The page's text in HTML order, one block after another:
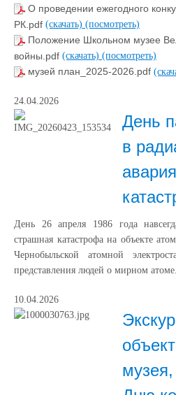
О проведении ежегодного
РК.pdf (скачать) (посмотреть)
Положение Школьном музее
войны.pdf (скачать) (посмотреть)
музей план_2025-2026.pdf
24.04.2026
День
в
День 26 апреля 1986 года
страшная катастрофа на объекте
Чернобыльской атомной
представления людей о мирном атоме.
10.04.2026